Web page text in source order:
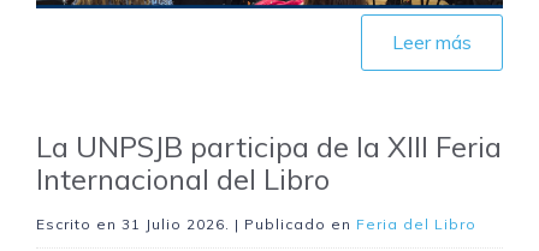
Leer más
La UNPSJB participa de la XIII Feria
Internacional del Libro
Escrito en 31 Julio 2026 . | Publicado en Feria del Libro